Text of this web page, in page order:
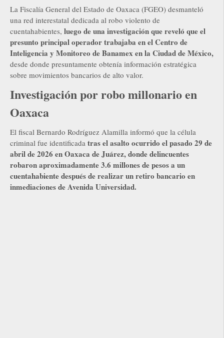
La Fiscalía General del Estado de Oaxaca (FGEO) desmanteló
una red interestatal dedicada al robo violento de
cuentahabientes, luego de una investigación que reveló que el
presunto principal operador trabajaba en el Centro de
Inteligencia y Monitoreo de Banamex en la Ciudad de México,
desde donde presuntamente obtenía información estratégica
sobre movimientos bancarios de alto valor.
Investigación por robo millonario en
Oaxaca
El fiscal Bernardo Rodríguez Alamilla informó que la célula
criminal fue identificada tras el asalto ocurrido el pasado 29 de
abril de 2026 en Oaxaca de Juárez, donde delincuentes
robaron aproximadamente 3.6 millones de pesos a un
cuentahabiente después de realizar un retiro bancario en
inmediaciones de Avenida Universidad.